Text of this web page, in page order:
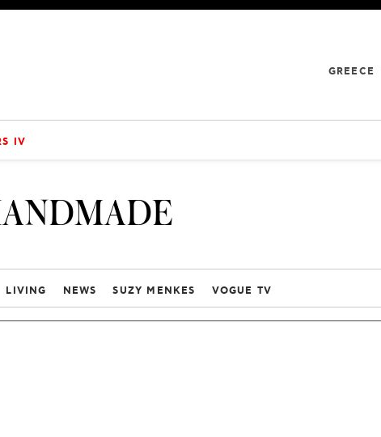
GREECE
IV
LIVING NEWS SUZY MENKES VOGUE TV